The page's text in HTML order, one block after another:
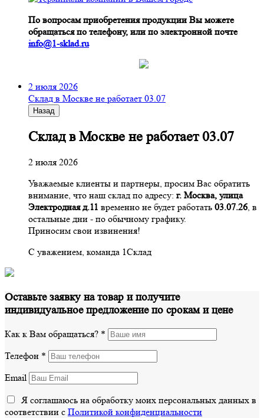
По вопросам приобретения продукции Вы можете
обращаться по телефону, или по электронной почте
info@1-sklad.ru
2 июля 2026
Склад в Москве не работает 03.07
Назад
Склад в Москве не работает 03.07
2 июля 2026
Уважаемые клиенты и партнеры, просим Вас обратить
внимание, что наш склад по адресу: г. Москва, улица
Электродная д.11 временно не будет работать 03.07.26, в
остальные дни - по обычному графику.
Приносим свои извинения!
С уважением, команда 1Склад
Оставьте заявку на товар и получите
индивидуальное предложение по срокам и цене
Как к Вам обращаться? *
Телефон *
Email
Я соглашаюсь на обработку моих персональных данных в
соответствии с Политикой конфиденциальности